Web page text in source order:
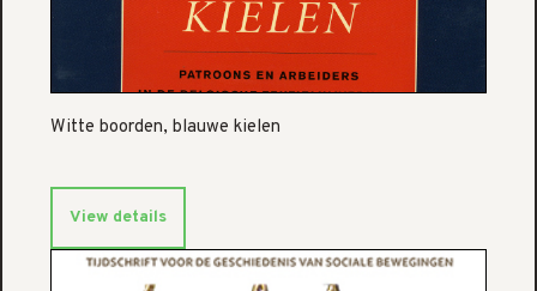
Witte boorden, blauwe kielen
View details